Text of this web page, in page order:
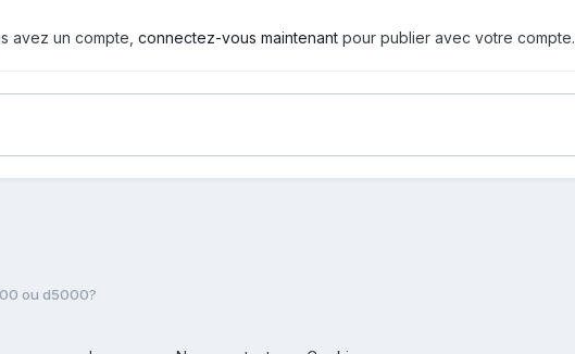
avez un compte, connectez-vous maintenant pour publier avec votre compte.
ou d5000?